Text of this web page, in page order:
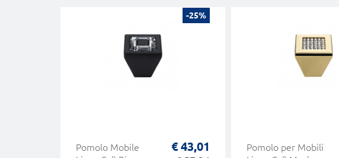
-25%
Pomolo Mobile
€ 43,01
Pomolo per Mobili